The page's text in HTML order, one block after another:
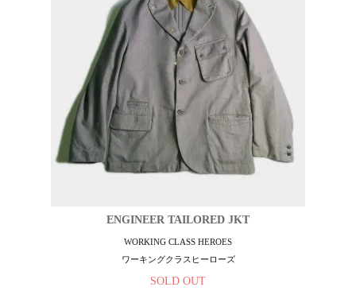
ENGINEER TAILORED JKT
WORKING CLASS HEROES
ワーキングクラスヒーローズ
SOLD OUT